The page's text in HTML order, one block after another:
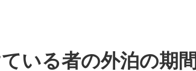
いる者の外泊の期間